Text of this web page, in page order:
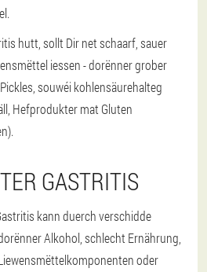
hutt, sollt Dir net schaarf, sauer
iessen - dorënner grober
souwéi kohlensäurehalteg
Hefprodukter mat Gluten
GASTRITIS
kann duerch verschidde
Alkohol, schlecht Ernährung,
oder